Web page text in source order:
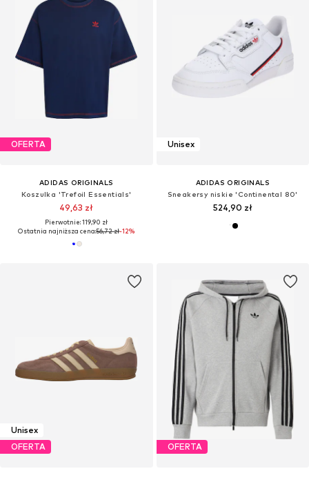
OFERTA
ADIDAS ORIGINALS
Koszulka 'Trefoil Essentials'
49,63 zł
Pierwotnie: 119,90 zł
Ostatnia najniższa cena:56,72 zł-12%
Unisex
ADIDAS ORIGINALS
Sneakersy niskie 'Continental 80'
524,90 zł
Unisex
OFERTA
OFERTA